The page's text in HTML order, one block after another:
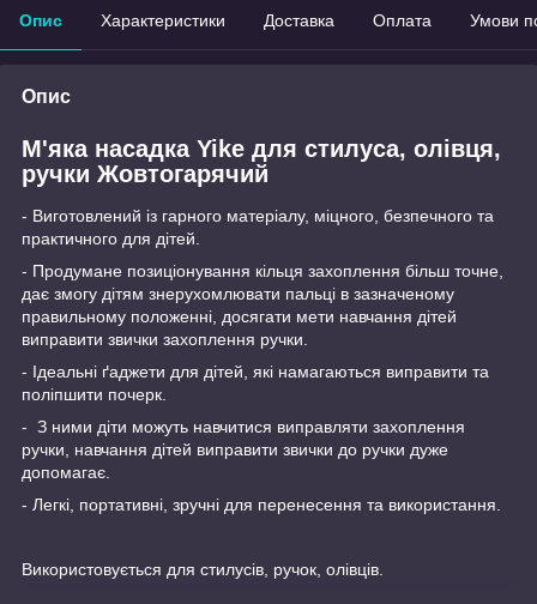
Опис Характеристики Доставка Оплата Умови
Опис
М'яка насадка Yike для стилуса, олівця,
ручки Жовтогарячий
- Виготовлений із гарного матеріалу, міцного, безпечного та
практичного для дітей.
- Продумане позиціонування кільця захоплення більш точне,
дає змогу дітям знерухомлювати пальці в зазначеному
правильному положенні, досягати мети навчання дітей
виправити звички захоплення ручки.
- Ідеальні ґаджети для дітей, які намагаються виправити та
поліпшити почерк.
- З ними діти можуть навчитися виправляти захоплення
ручки, навчання дітей виправити звички до ручки дуже
допомагає.
- Легкі, портативні, зручні для перенесення та використання.
Використовується для стилусів, ручок, олівців.